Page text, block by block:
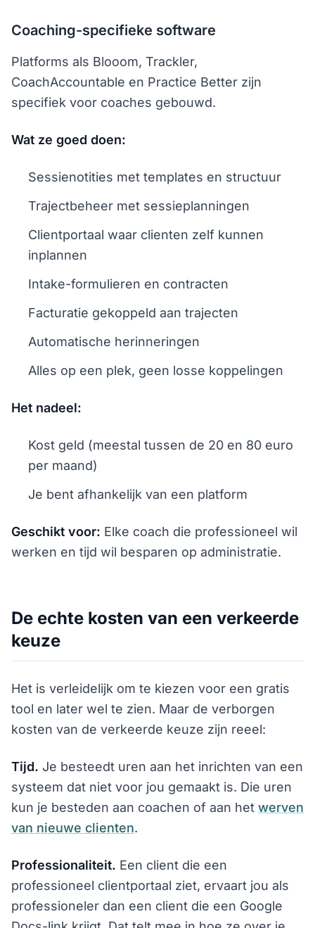
Coaching-specifieke software
Platforms als Blooom, Trackler,
CoachAccountable en Practice Better zijn
specifiek voor coaches gebouwd.
Wat ze goed doen:
Sessienotities met templates en structuur
Trajectbeheer met sessieplanningen
Clientportaal waar clienten zelf kunnen
inplannen
Intake-formulieren en contracten
Facturatie gekoppeld aan trajecten
Automatische herinneringen
Alles op een plek, geen losse koppelingen
Het nadeel:
Kost geld (meestal tussen de 20 en 80 euro
per maand)
Je bent afhankelijk van een platform
Geschikt voor: Elke coach die professioneel wil
werken en tijd wil besparen op administratie.
De echte kosten van een verkeerde
keuze
Het is verleidelijk om te kiezen voor een gratis
tool en later wel te zien. Maar de verborgen
kosten van de verkeerde keuze zijn reeel:
Tijd. Je besteedt uren aan het inrichten van een
systeem dat niet voor jou gemaakt is. Die uren
kun je besteden aan coachen of aan het werven
van nieuwe clienten.
Professionaliteit. Een client die een
professioneel clientportaal ziet, ervaart jou als
professioneler dan een client die een Google